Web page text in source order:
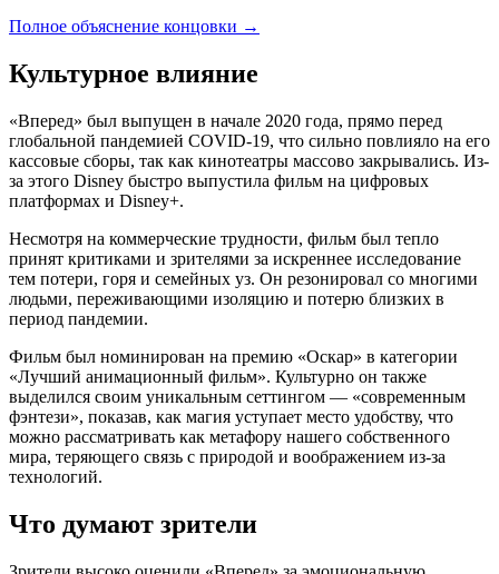
Полное объяснение концовки →
Культурное влияние
«Вперед» был выпущен в начале 2020 года, прямо перед
глобальной пандемией COVID-19, что сильно повлияло на его
кассовые сборы, так как кинотеатры массово закрывались. Из-
за этого Disney быстро выпустила фильм на цифровых
платформах и Disney+.
Несмотря на коммерческие трудности, фильм был тепло
принят критиками и зрителями за искреннее исследование
тем потери, горя и семейных уз. Он резонировал со многими
людьми, переживающими изоляцию и потерю близких в
период пандемии.
Фильм был номинирован на премию «Оскар» в категории
«Лучший анимационный фильм». Культурно он также
выделился своим уникальным сеттингом — «современным
фэнтези», показав, как магия уступает место удобству, что
можно рассматривать как метафору нашего собственного
мира, теряющего связь с природой и воображением из-за
технологий.
Что думают зрители